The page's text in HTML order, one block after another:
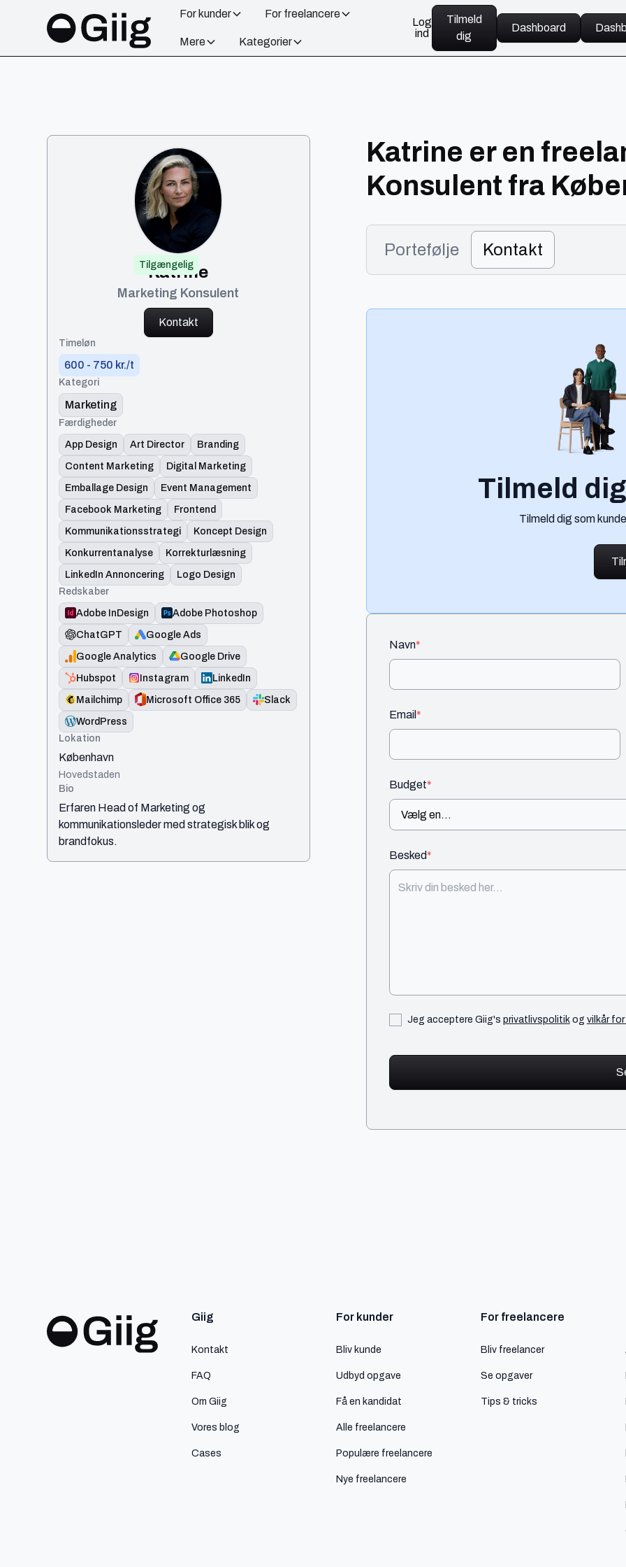
For kunder
For freelancere
Mere
Kategorier
Log
ind
Tilmeld
dig
Dashboard
Tilgængelig
Katrine
Marketing Konsulent
Kontakt
Timeløn
600 - 750 kr./t
Kategori
Marketing
Færdigheder
App Design
Art Director
Branding
Content Marketing
Digital Marketing
Emballage Design
Event Management
Facebook Marketing
Frontend
Kommunikationsstrategi
Koncept Design
Konkurrentanalyse
Korrekturlæsning
LinkedIn Annoncering
Logo Design
Redskaber
Adobe InDesign
Adobe Photoshop
ChatGPT
Google Ads
Google Analytics
Google Drive
Hubspot
Instagram
LinkedIn
Mailchimp
Microsoft Office 365
Slack
WordPress
Lokation
København
Hovedstaden
Bio
Erfaren Head of Marketing og
kommunikationsleder med strategisk blik og
brandfokus.
Katrine er en
Konsulent fra
Portefølje Kontakt
Tilmeld
Tilmeld dig som
Navn*
Email*
Budget*
Besked*
Jeg acceptere Giig'sprivatlivspolitikogvilkår
Giig
Kontakt
FAQ
Om Giig
Vores blog
Cases
For kunder
Bliv kunde
Udbyd opgave
Få en kandidat
Alle freelancere
Populære freelancere
Nye freelancere
For freelancere
Bliv freelancer
Se opgaver
Tips & tricks